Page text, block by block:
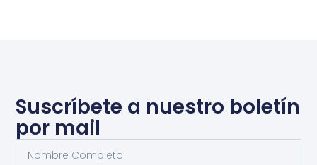
Suscríbete a nuestro boletín
por mail